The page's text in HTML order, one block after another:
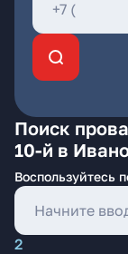
Поиск
10-й в
Воспользуйтесь
2